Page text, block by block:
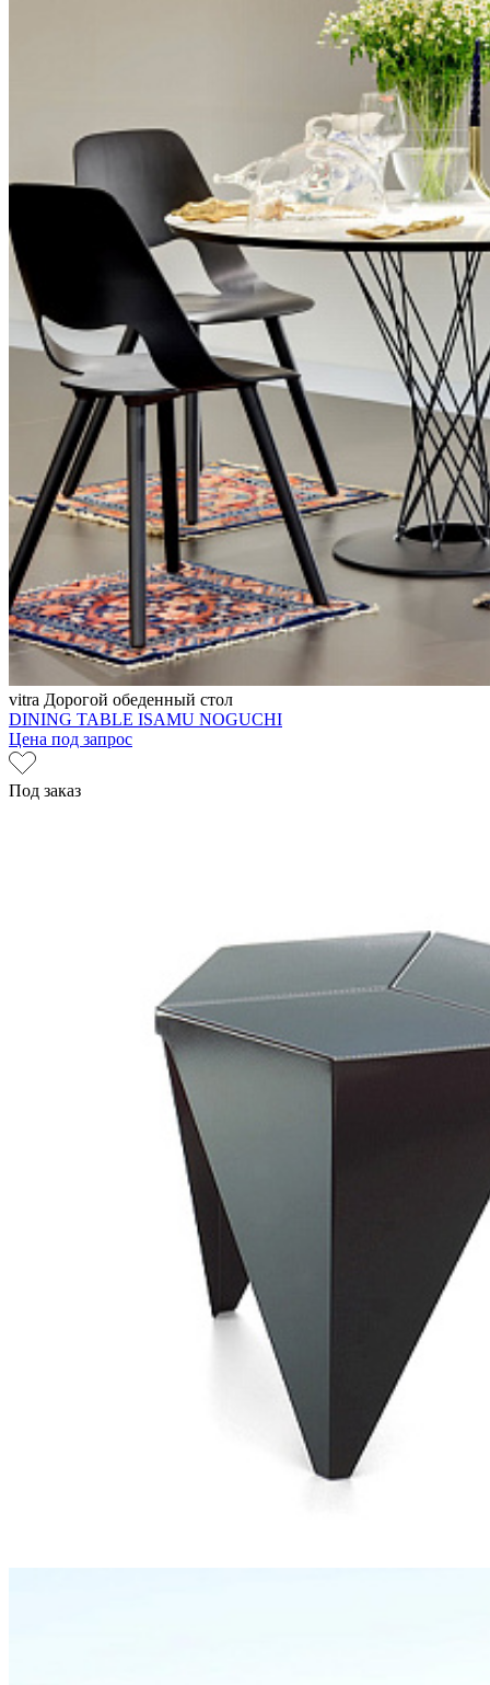
vitra Дорогой обеденный стол
DINING TABLE ISAMU NOGUCHI
Цена под запрос
Под заказ